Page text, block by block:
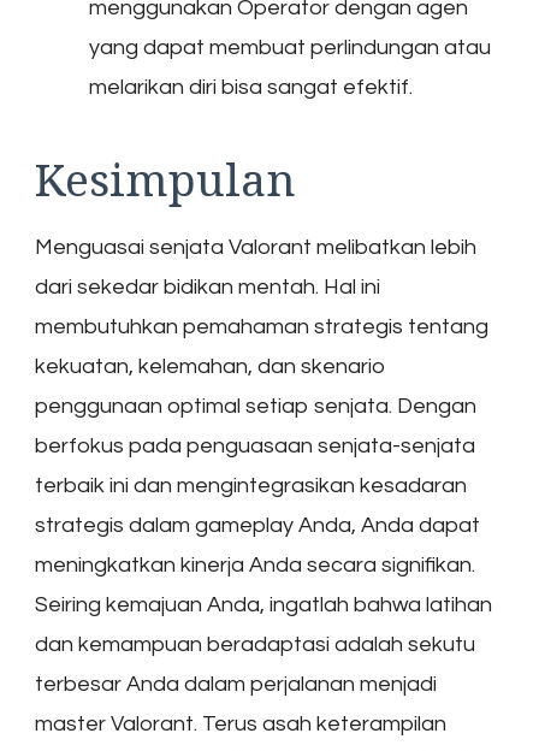
menggunakan Operator dengan agen
yang dapat membuat perlindungan atau
melarikan diri bisa sangat efektif.
Kesimpulan
Menguasai senjata Valorant melibatkan lebih
dari sekedar bidikan mentah. Hal ini
membutuhkan pemahaman strategis tentang
kekuatan, kelemahan, dan skenario
penggunaan optimal setiap senjata. Dengan
berfokus pada penguasaan senjata-senjata
terbaik ini dan mengintegrasikan kesadaran
strategis dalam gameplay Anda, Anda dapat
meningkatkan kinerja Anda secara signifikan.
Seiring kemajuan Anda, ingatlah bahwa latihan
dan kemampuan beradaptasi adalah sekutu
terbesar Anda dalam perjalanan menjadi
master Valorant. Terus asah keterampilan